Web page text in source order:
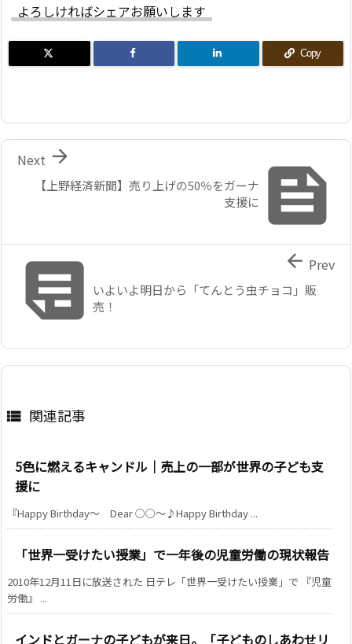
よろしければシェアお願いします
Copy

【上野経済新聞】売り上げの50％をガーナ
支援に

Next
いよいよ明日から「てんとう虫チョコ」販
売！
 Prev
 関連記事
5色に燃えるキャンドル｜売上の一部が世界の子ども支
援に
『Happy Birthday〜 Dear ○○〜♪Happy Birthday ...
「世界一受けたい授業」で一年後の児童労働の現状報告
2010年12月11日に放送された 日テレ「世界一受けたい授業」で 『児童
労働』 ...
インドとガーナの子どもが来日。「子どものしあわせリ